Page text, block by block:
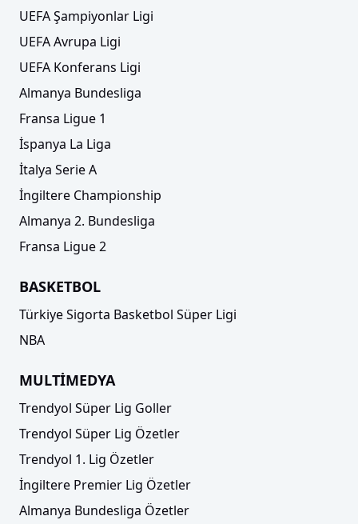
UEFA Şampiyonlar Ligi
UEFA Avrupa Ligi
UEFA Konferans Ligi
Almanya Bundesliga
Fransa Ligue 1
İspanya La Liga
İtalya Serie A
İngiltere Championship
Almanya 2. Bundesliga
Fransa Ligue 2
BASKETBOL
Türkiye Sigorta Basketbol Süper Ligi
NBA
MULTİMEDYA
Trendyol Süper Lig Goller
Trendyol Süper Lig Özetler
Trendyol 1. Lig Özetler
İngiltere Premier Lig Özetler
Almanya Bundesliga Özetler